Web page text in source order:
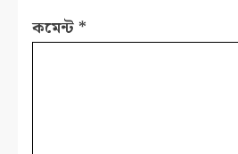
কমেন্ট *